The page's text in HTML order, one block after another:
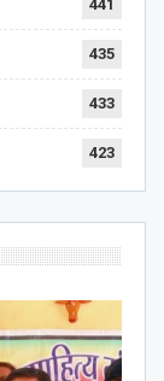
441
435
433
423